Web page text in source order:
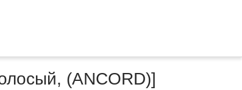
(ANCORD)]